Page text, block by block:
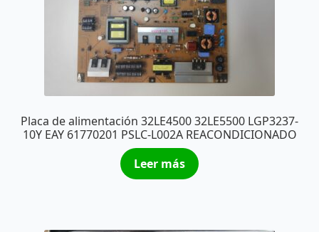
Placa de alimentación 32LE4500 32LE5500 LGP3237-
10Y EAY 61770201 PSLC-L002A REACONDICIONADO
Leer más